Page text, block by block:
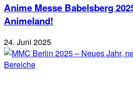
Anime Messe Babelsberg
Animeland!
24. Juni 2025